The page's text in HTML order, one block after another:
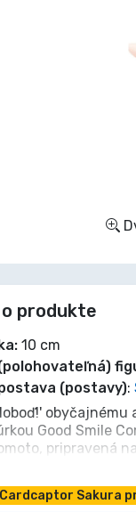
o produkte
10 cm
(postavy):
Good Smile
pripravená
tvoje srdce. Táto
Nedovoľ, aby
zbierky ešte
Sakura